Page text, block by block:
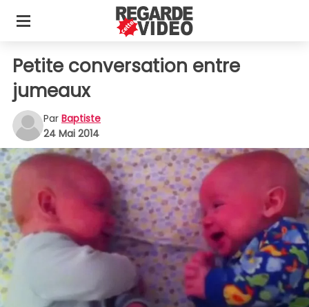
Petite conversation entre
jumeaux
Par Baptiste
24 Mai 2014